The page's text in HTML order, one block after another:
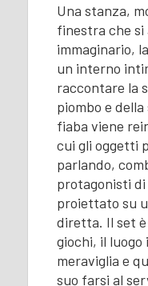
Una stanza,
finestra che
immaginario,
un interno
raccontare la
piombo e
fiaba viene
cui gli oggetti
parlando,
protagonisti
proiettato su
diretta. Il set
giochi, il luogo
meraviglia e
suo farsi al